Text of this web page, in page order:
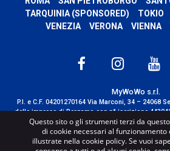
TARQUINIA (SPONSORED)
TOKIO
VENEZIA
VERONA VIENNA
MyWoWo s.r.l.
P.I. e C.F. 04201270164 Via Marconi, 34 – 24068
delle imprese di Bergamo con n° iscrizione
TERMS AND CONDITIONS-
Questo sito o gli strumenti terzi da
di cookie necessari al
illustrate nella cookie policy. Se vuoi